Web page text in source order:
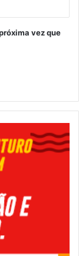
vez que